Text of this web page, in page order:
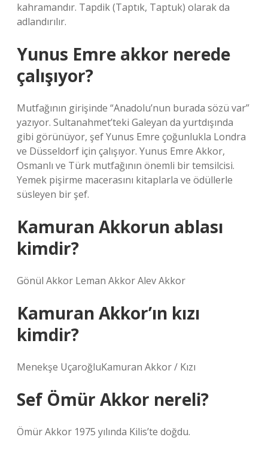
kahramandır. Tapdik (Taptık, Taptuk) olarak da
adlandırılır.
Yunus Emre akkor nerede
çalışıyor?
Mutfağının girişinde “Anadolu’nun burada sözü var”
yazıyor. Sultanahmet’teki Galeyan da yurtdışında
gibi görünüyor, şef Yunus Emre çoğunlukla Londra
ve Düsseldorf için çalışıyor. Yunus Emre Akkor,
Osmanlı ve Türk mutfağının önemli bir temsilcisi.
Yemek pişirme macerasını kitaplarla ve ödüllerle
süsleyen bir şef.
Kamuran Akkorun ablası
kimdir?
Gönül Akkor Leman Akkor Alev Akkor
Kamuran Akkor’ın kızı
kimdir?
Menekşe UçaroğluKamuran Akkor / Kızı
Sef Ömür Akkor nereli?
Ömür Akkor 1975 yılında Kilis’te doğdu.